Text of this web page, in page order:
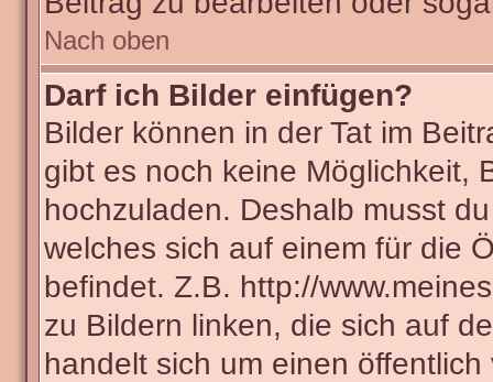
Nach oben
Darf ich Bilder einfügen?
Bilder können in der Tat im
gibt es noch keine Möglichkeit,
hochzuladen. Deshalb musst
welches sich auf einem für die
befindet. Z.B. http://
zu Bildern linken, die sich auf
handelt sich um einen